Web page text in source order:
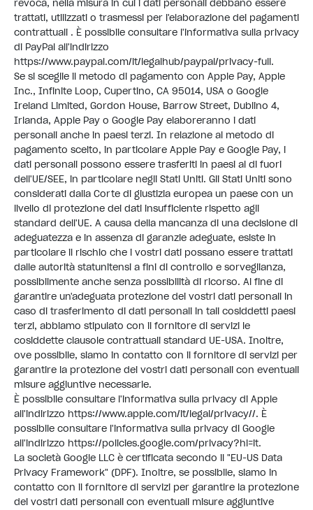
revoca, nella misura in cui i dati personali debbano essere
trattati, utilizzati o trasmessi per l'elaborazione dei pagamenti
contrattuali . È possibile consultare l'informativa sulla privacy
di PayPal all'indirizzo
https://www.paypal.com/it/legalhub/paypal/privacy-full.
Se si sceglie il metodo di pagamento con Apple Pay, Apple
Inc., Infinite Loop, Cupertino, CA 95014, USA o Google
Ireland Limited, Gordon House, Barrow Street, Dublino 4,
Irlanda, Apple Pay o Google Pay elaboreranno i dati
personali anche in paesi terzi. In relazione al metodo di
pagamento scelto, in particolare Apple Pay e Google Pay, i
dati personali possono essere trasferiti in paesi al di fuori
dell'UE/SEE, in particolare negli Stati Uniti. Gli Stati Uniti sono
considerati dalla Corte di giustizia europea un paese con un
livello di protezione dei dati insufficiente rispetto agli
standard dell'UE. A causa della mancanza di una decisione di
adeguatezza e in assenza di garanzie adeguate, esiste in
particolare il rischio che i vostri dati possano essere trattati
dalle autorità statunitensi a fini di controllo e sorveglianza,
possibilmente anche senza possibilità di ricorso. Al fine di
garantire un'adeguata protezione dei vostri dati personali in
caso di trasferimento di dati personali in tali cosiddetti paesi
terzi, abbiamo stipulato con il fornitore di servizi le
cosiddette clausole contrattuali standard UE-USA. Inoltre,
ove possibile, siamo in contatto con il fornitore di servizi per
garantire la protezione dei vostri dati personali con eventuali
misure aggiuntive necessarie.
È possibile consultare l'informativa sulla privacy di Apple
all'indirizzo https://www.apple.com/it/legal/privacy//. È
possibile consultare l'informativa sulla privacy di Google
all'indirizzo https://policies.google.com/privacy?hl=it.
La società Google LLC è certificata secondo il "EU-US Data
Privacy Framework" (DPF). Inoltre, se possibile, siamo in
contatto con il fornitore di servizi per garantire la protezione
dei vostri dati personali con eventuali misure aggiuntive